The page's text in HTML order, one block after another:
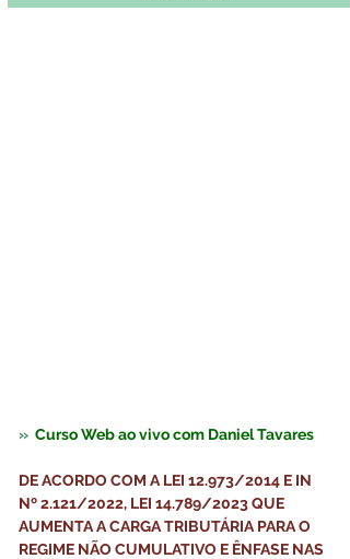
» Curso Web ao vivo com Daniel Tavares
DE ACORDO COM A LEI 12.973/2014 E IN
Nº 2.121/2022, LEI 14.789/2023 QUE
AUMENTA A CARGA TRIBUTÁRIA PARA O
REGIME NÃO CUMULATIVO E ÊNFASE NAS